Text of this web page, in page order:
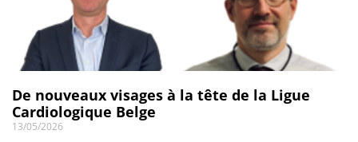
De nouveaux visages à la tête de la Ligue
Cardiologique Belge
13/05/2026